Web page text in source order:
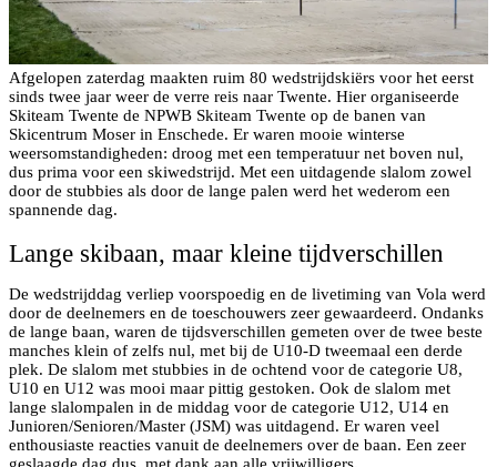
Afgelopen zaterdag maakten ruim 80 wedstrijdskiërs voor het eerst
sinds twee jaar weer de verre reis naar Twente. Hier organiseerde
Skiteam Twente de NPWB Skiteam Twente op de banen van
Skicentrum Moser in Enschede. Er waren mooie winterse
weersomstandigheden: droog met een temperatuur net boven nul,
dus prima voor een skiwedstrijd. Met een uitdagende slalom zowel
door de stubbies als door de lange palen werd het wederom een
spannende dag.
Lange skibaan, maar kleine tijdverschillen
De wedstrijddag verliep voorspoedig en de livetiming van Vola werd
door de deelnemers en de toeschouwers zeer gewaardeerd. Ondanks
de lange baan, waren de tijdsverschillen gemeten over de twee beste
manches klein of zelfs nul, met bij de U10-D tweemaal een derde
plek. De slalom met stubbies in de ochtend voor de categorie U8,
U10 en U12 was mooi maar pittig gestoken. Ook de slalom met
lange slalompalen in de middag voor de categorie U12, U14 en
Junioren/Senioren/Master (JSM) was uitdagend. Er waren veel
enthousiaste reacties vanuit de deelnemers over de baan. Een zeer